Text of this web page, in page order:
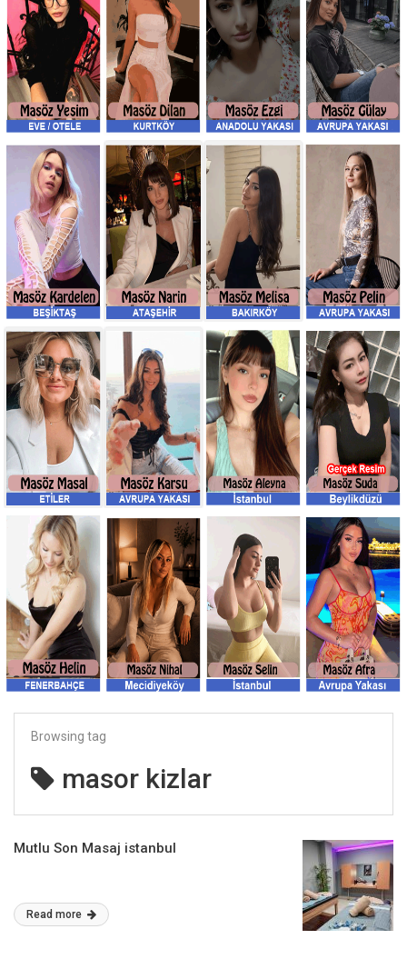
Browsing tag
masor kizlar
Mutlu Son Masaj istanbul
Read more